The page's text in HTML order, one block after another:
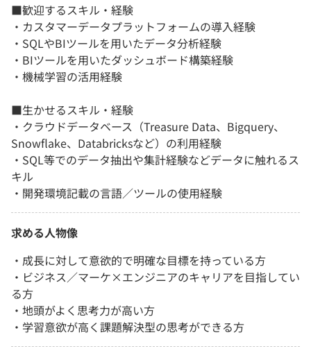
■歓迎するスキル・経験
・カスタマーデータプラットフォームの導入経験
・SQLやBIツールを用いたデータ分析経験
・BIツールを用いたダッシュボード構築経験
・機械学習の活用経験
■生かせるスキル・経験
・クラウドデータベース（Treasure Data、Bigquery、
Snowflake、Databricksなど）の利用経験
・SQL等でのデータ抽出や集計経験などデータに触れるス
キル
・開発環境記載の言語／ツールの使用経験
求める人物像
・成長に対して意欲的で明確な目標を持っている方
・ビジネス／マーケ×エンジニアのキャリアを目指してい
る方
・地頭がよく思考力が高い方
・学習意欲が高く課題解決型の思考ができる方